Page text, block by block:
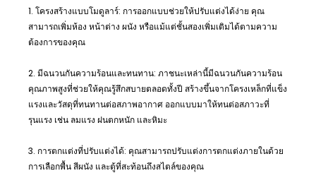
1. โครงสร้างแบบโมดูลาร์: การออกแบบช่วยให้ปรับแต่งได้ง่าย คุณ
สามารถเพิ่มห้อง หน้าต่าง ผนัง หรือแม้แต่ชั้นสองเพิ่มเติมได้ตามความ
ต้องการของคุณ
2. มีฉนวนกันความร้อนและทนทาน: ภาชนะเหล่านี้มีฉนวนกันความร้อน
คุณภาพสูงที่ช่วยให้คุณรู้สึกสบายตลอดทั้งปี สร้างขึ้นจากโครงเหล็กที่แข็ง
แรงและวัสดุที่ทนทานต่อสภาพอากาศ ออกแบบมาให้ทนต่อสภาวะที่
รุนแรง เช่น ลมแรง ฝนตกหนัก และหิมะ
3. การตกแต่งที่ปรับแต่งได้: คุณสามารถปรับแต่งการตกแต่งภายในด้วย
การเลือกพื้น สีผนัง และตู้ที่สะท้อนถึงสไตล์ของคุณ